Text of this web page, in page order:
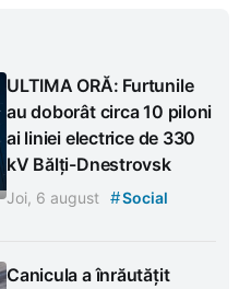
ULTIMA ORĂ: Furtunile
au doborât circa 10 piloni
ai liniei electrice de 330
kV Bălți-Dnestrovsk
Joi, 6 august #Social
Canicula a înrăutățit